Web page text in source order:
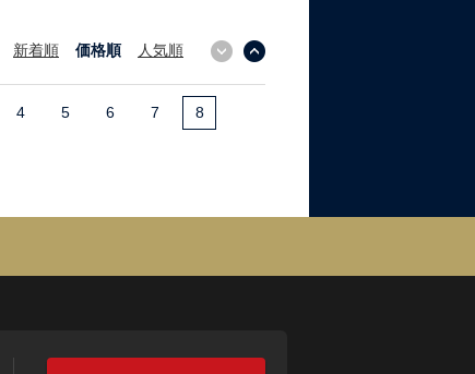
新着順 価格順 人気順
4 5 6 7 8